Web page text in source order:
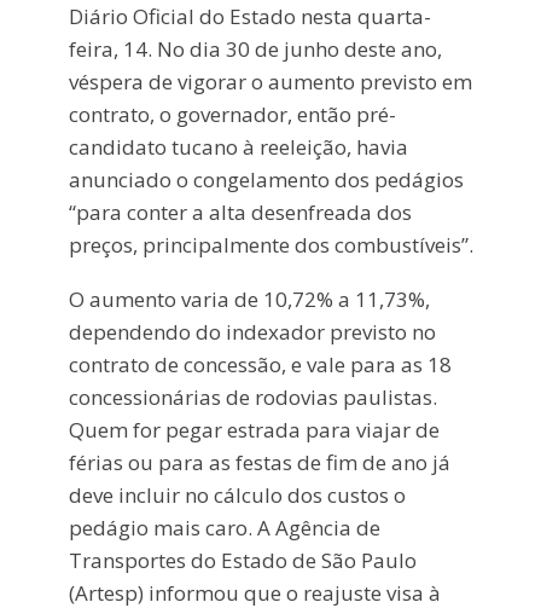
Diário Oficial do Estado nesta quarta-
feira, 14. No dia 30 de junho deste ano,
véspera de vigorar o aumento previsto em
contrato, o governador, então pré-
candidato tucano à reeleição, havia
anunciado o congelamento dos pedágios
“para conter a alta desenfreada dos
preços, principalmente dos combustíveis”.
O aumento varia de 10,72% a 11,73%,
dependendo do indexador previsto no
contrato de concessão, e vale para as 18
concessionárias de rodovias paulistas.
Quem for pegar estrada para viajar de
férias ou para as festas de fim de ano já
deve incluir no cálculo dos custos o
pedágio mais caro. A Agência de
Transportes do Estado de São Paulo
(Artesp) informou que o reajuste visa à